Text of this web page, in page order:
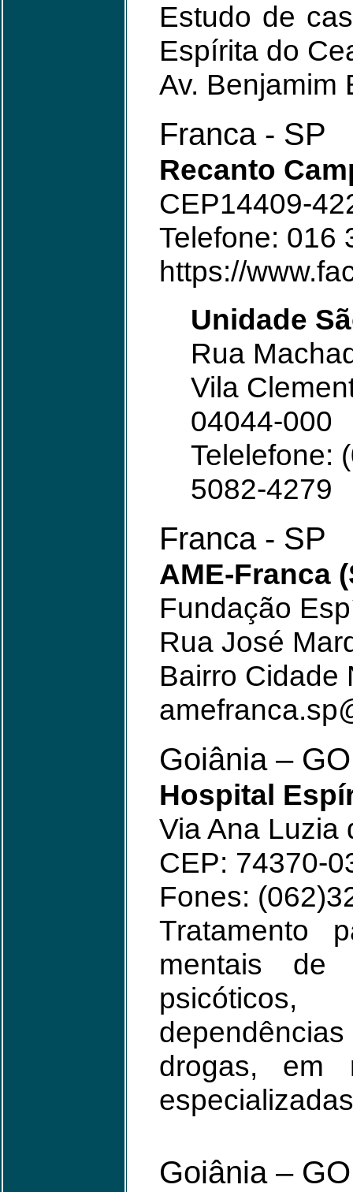
Estudo de
Espírita do
Av. Benjamim
Franca - SP
Recanto
CEP14409-
Telefone: 016
https://
Unidade
Rua
Vila
04044-000
Telelefone:
5082-4279
Franca - SP
AME-Franca
Fundação
Rua José
Bairro Cidade
Goiânia – GO
Hospital
Via Ana Luzia
CEP: 74370-
Fones:
Tratamento
mentais de
drogas, em
Goiânia – GO